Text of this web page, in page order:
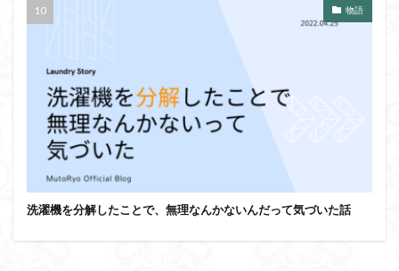
物語
洗濯機を分解したことで、無理なんかないんだって気づいた話